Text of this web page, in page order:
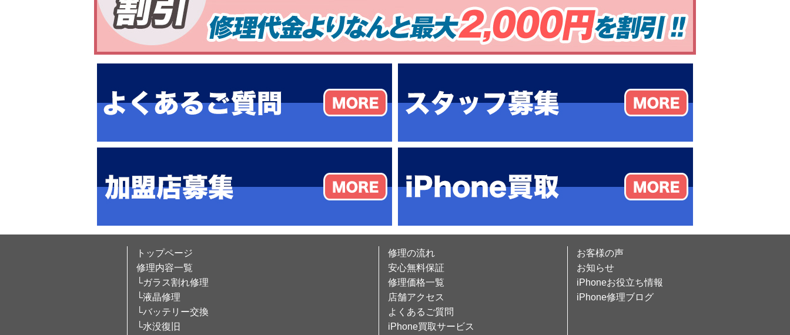
トップページ
修理内容一覧
└ガラス割れ修理
└液晶修理
└バッテリー交換
└水没復旧
修理の流れ
安心無料保証
修理価格一覧
店舗アクセス
よくあるご質問
iPhone買取サービス
お客様の声
お知らせ
iPhoneお役立ち情報
iPhone修理ブログ